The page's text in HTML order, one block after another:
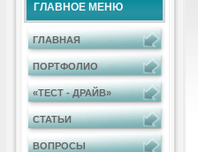
ГЛАВНОЕ МЕНЮ
ГЛАВНАЯ
ПОРТФОЛИО
«ТЕСТ - ДРАЙВ»
СТАТЬИ
ВОПРОСЫ